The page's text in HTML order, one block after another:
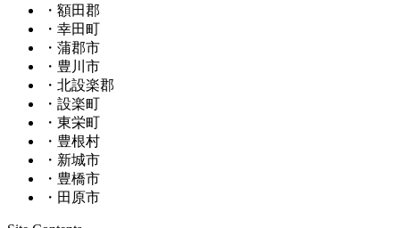
・額田郡
・幸田町
・蒲郡市
・豊川市
・北設楽郡
・設楽町
・東栄町
・豊根村
・新城市
・豊橋市
・田原市